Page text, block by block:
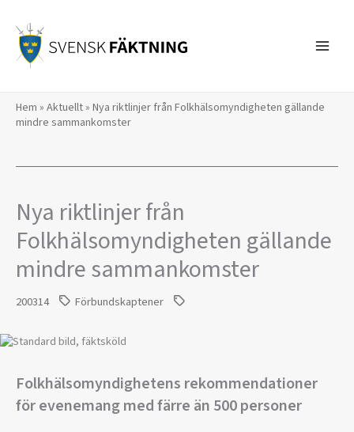
innehåll
Hem » Aktuellt» Nya riktlinjer från Folkhälsomyndigheten gällande
mindre sammankomster
Nya riktlinjer från
Folkhälsomyndigheten gällande
mindre sammankomster
200314 Förbundskaptener
Folkhälsomyndighetens rekommendationer
för evenemang med färre än 500 personer